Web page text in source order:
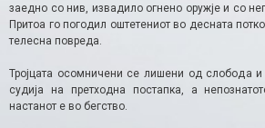
заедно со нив, извадило огнено оружје и со
Притоа го погодил оштетениот во десната
телесна повреда.
Тројцата осомничени се лишени од слобода
судија на претходна постапка, а
настанот е во бегство.